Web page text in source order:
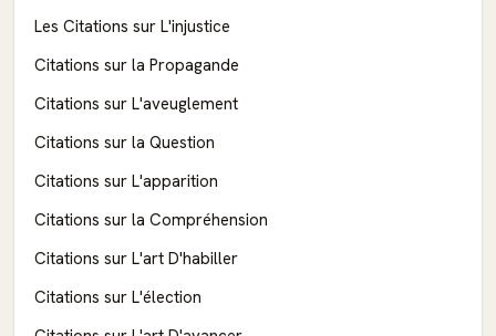
Les Citations sur L'injustice
Citations sur la Propagande
Citations sur L'aveuglement
Citations sur la Question
Citations sur L'apparition
Citations sur la Compréhension
Citations sur L'art D'habiller
Citations sur L'élection